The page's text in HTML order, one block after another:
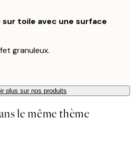
toile avec une surface
granuleux.
plus sur nos produits
le même thème